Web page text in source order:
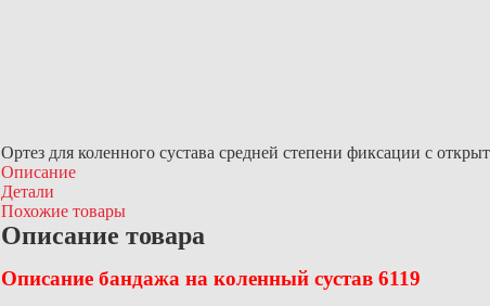
Ортез для коленного сустава средней степени фиксации с
Описание
Детали
Похожие товары
Описание товара
Описание бандажа на коленный сустав 6119